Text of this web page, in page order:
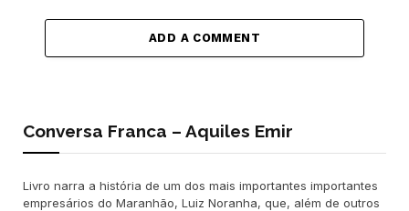
ADD A COMMENT
Conversa Franca – Aquiles Emir
Livro narra a história de um dos mais importantes importantes
empresários do Maranhão, Luiz Noranha, que, além de outros